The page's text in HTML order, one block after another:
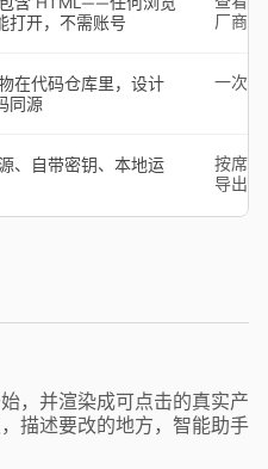
打开，不需账号
厂商
在代码仓库里，设计
同源
一次
、自带密钥、本地运
按席
导出受
，并渲染成可点击的真实产
描述要改的地方，智能助手